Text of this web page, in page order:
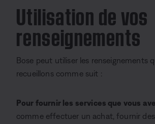
Utilisation de vos
renseignements
Bose peut utiliser les renseignements
recueillons comme suit :
Pour fournir les services que vous
comme effectuer un achat, fournir